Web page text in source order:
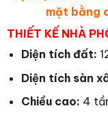
mặt bằng
THIẾT KẾ NHÀ
Diện tích đất:
Diện tích sàn
Chiều cao: 4